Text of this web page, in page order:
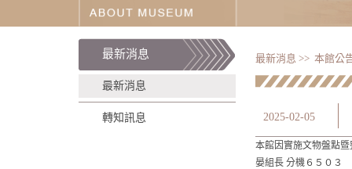
最新消息
最新消息
轉知訊息
最新消息 >> 本館公
2025-02-05
本館因實施文物盤點
晏組長 分機６５０３